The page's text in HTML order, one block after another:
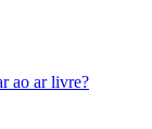
ao ar livre?